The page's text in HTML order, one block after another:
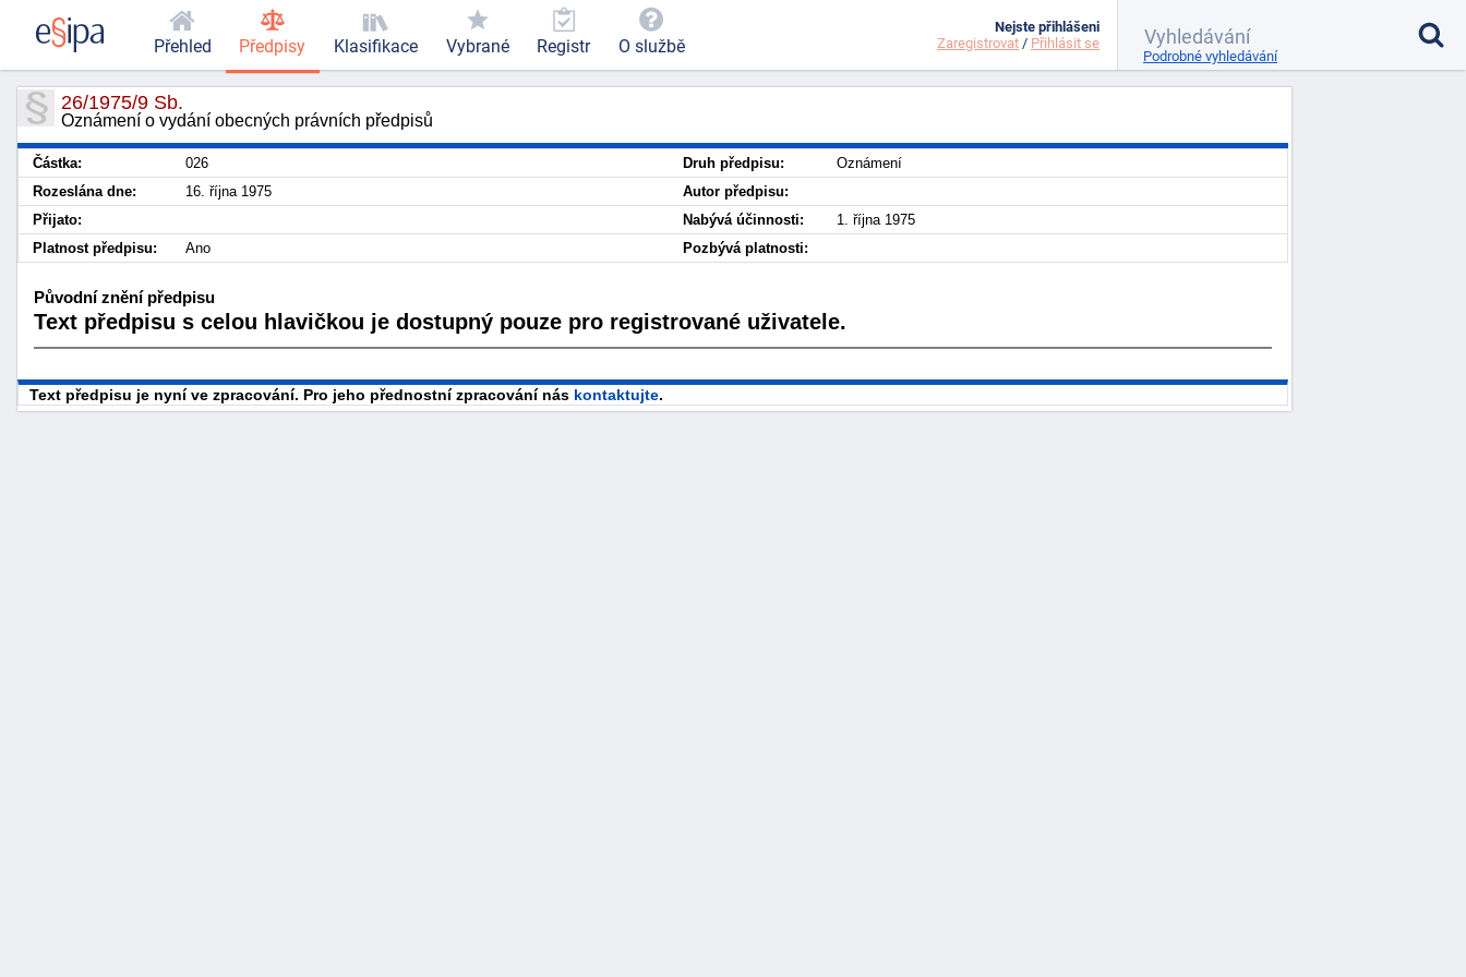
26/1975/9 Sb.
Oznámení o vydání obecných právních předpisů
Částka: 026 Druh předpisu:
Oznámení
Rozeslána dne:
16. října 1975
Autor předpisu:
Přijato:
Nabývá účinnosti:
1. října 1975
Platnost předpisu:
Ano Pozbývá platnosti:
Původní znění předpisu
Text předpisu s celou hlavičkou je dostupný pouze pro registrované uživatele.
Text předpisu je nyní ve zpracování. Pro jeho přednostní zpracování nás kontaktujte.
Přehled Předpisy Klasifikace Vybrané Registr O službě
Nejste přihlášeni
Zaregistrovat / Přihlásit se
Podrobné vyhledávání